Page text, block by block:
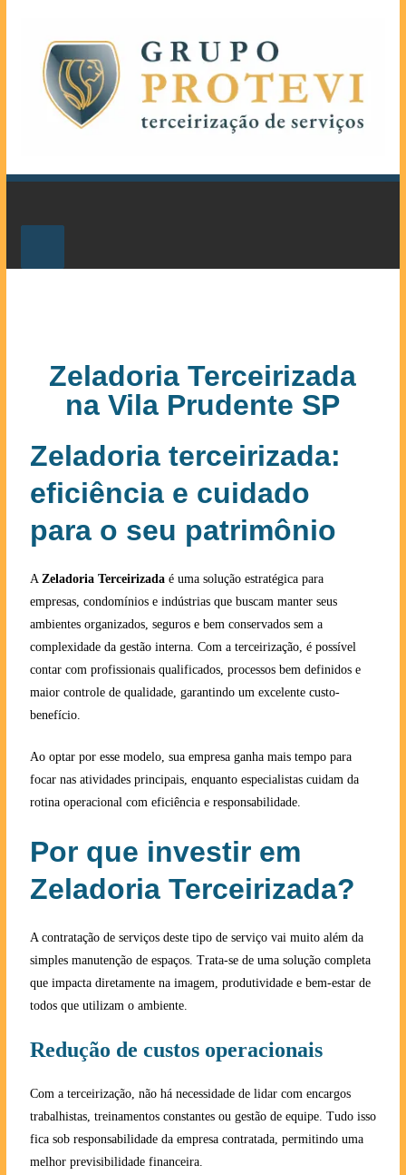
Zeladoria Terceirizada
na Vila Prudente SP
Zeladoria terceirizada:
eficiência e cuidado
para o seu patrimônio
A Zeladoria Terceirizadaé uma solução estratégica para
empresas, condomínios e indústrias que buscam manter seus
ambientes organizados, seguros e bem conservados sem a
complexidade da gestão interna. Com a terceirização, é possível
contar com profissionais qualificados, processos bem definidos e
maior controle de qualidade, garantindo um excelente custo-
benefício.
Ao optar por esse modelo, sua empresa ganha mais tempo para
focar nas atividades principais, enquanto especialistas cuidam da
rotina operacional com eficiência e responsabilidade.
Por que investir em
Zeladoria Terceirizada?
A contratação de serviços deste tipo de serviço vai muito além da
simples manutenção de espaços. Trata-se de uma solução completa
que impacta diretamente na imagem, produtividade e bem-estar de
todos que utilizam o ambiente.
Redução de custos operacionais
Com a terceirização, não há necessidade de lidar com encargos
trabalhistas, treinamentos constantes ou gestão de equipe. Tudo isso
fica sob responsabilidade da empresa contratada, permitindo uma
melhor previsibilidade financeira.